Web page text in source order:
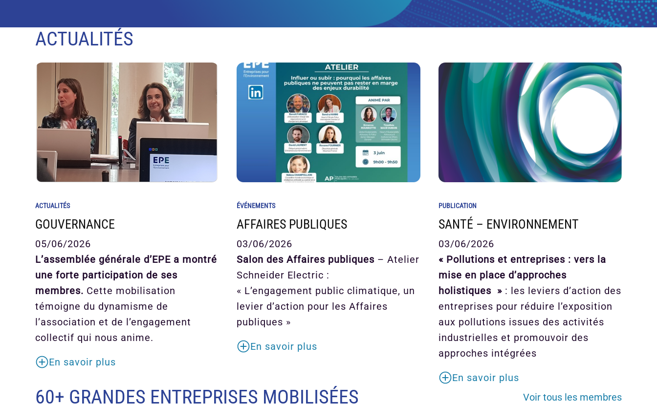
ACTUALITÉS
ACTUALITÉS
GOUVERNANCE
05/06/2026
L’assemblée générale d’EPE a montré
une forte participation de ses
membres. Cette mobilisation
témoigne du dynamisme de
l’association et de l’engagement
collectif qui nous anime.
En savoir plus
ÉVÉNEMENTS
AFFAIRES PUBLIQUES
03/06/2026
Salon des Affaires publiques – Atelier
Schneider Electric :
« L’engagement public climatique, un
levier d’action pour les Affaires
publiques »
En savoir plus
PUBLICATION
SANTÉ – ENVIRONNEMENT
03/06/2026
« Pollutions et entreprises : vers la
mise en place d’approches
holistiques »: les leviers d’action des
entreprises pour réduire l’exposition
aux pollutions issues des activités
industrielles et promouvoir des
approches intégrées
En savoir plus
60+ GRANDES ENTREPRISES MOBILISÉES Voir tous les membres